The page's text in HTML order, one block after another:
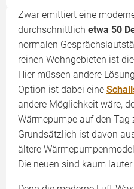
Zwar emittiert eine
durchschnittlich etwa 50
normalen
reinen Wohngebieten ist
Hier müssen andere
Option ist dabei eine
andere Möglichkeit wäre,
Wärmepumpe auf den Tag
Grundsätzlich ist davon
ältere
Die neuen sind kaum